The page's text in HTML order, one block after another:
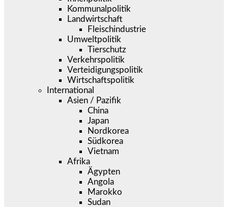
Kommunalpolitik
Landwirtschaft
Fleischindustrie
Umweltpolitik
Tierschutz
Verkehrspolitik
Verteidigungspolitik
Wirtschaftspolitik
International
Asien / Pazifik
China
Japan
Nordkorea
Südkorea
Vietnam
Afrika
Ägypten
Angola
Marokko
Sudan